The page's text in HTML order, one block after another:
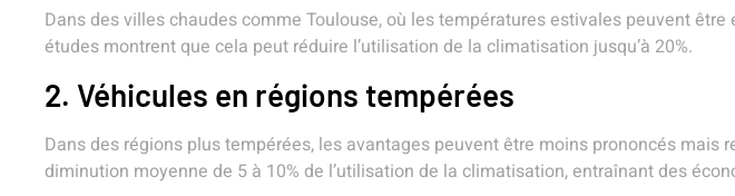
Dans des villes chaudes comme Toulouse, où les températures estivales peuvent
études montrent que cela peut réduire l’utilisation de la climatisation jusqu’à 20%.
2. Véhicules en régions tempérées
Dans des régions plus tempérées, les avantages peuvent être moins prononcés
diminution moyenne de 5 à 10% de l’utilisation de la climatisation, entraînant des